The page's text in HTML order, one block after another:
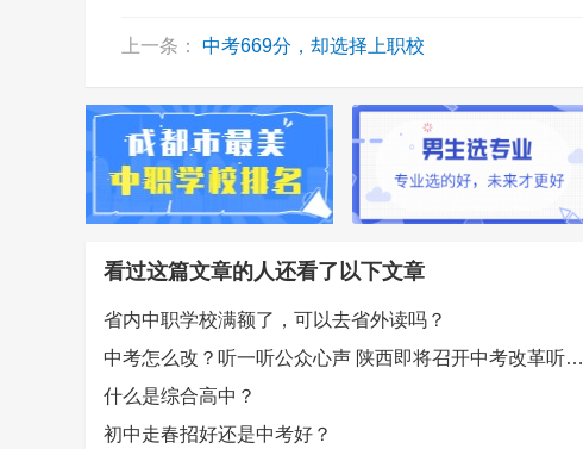
上一条： 中考669分，却选择上职校
看过这篇文章的人还看了以下文章
省内中职学校满额了，可以去省外读吗？
中考怎么改？听一听公众心声 陕西即将召开中考改革听证会
什么是综合高中？
初中走春招好还是中考好？